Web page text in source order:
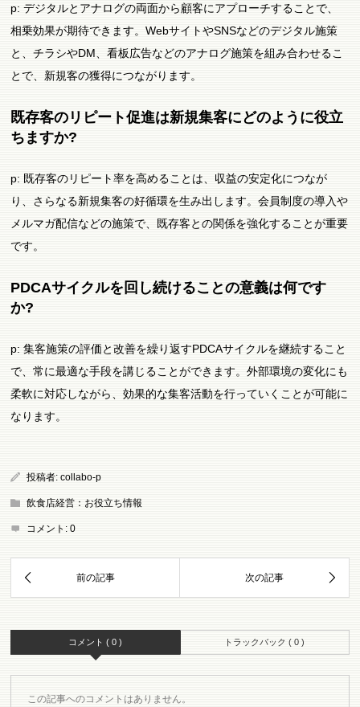
p: デジタルとアナログの両面から顧客にアプローチすることで、
相乗効果が期待できます。WebサイトやSNSなどのデジタル施策
と、チラシやDM、看板広告などのアナログ施策を組み合わせるこ
とで、新規客の獲得につながります。
既存客のリピート促進は新規集客にどのように役立
ちますか?
p: 既存客のリピート率を高めることは、収益の安定化につなが
り、さらなる新規集客の好循環を生み出します。会員制度の導入や
メルマガ配信などの施策で、既存客との関係を強化することが重要
です。
PDCAサイクルを回し続けることの意義は何です
か?
p: 集客施策の評価と改善を繰り返すPDCAサイクルを継続すること
で、常に最適な手段を講じることができます。外部環境の変化にも
柔軟に対応しながら、効果的な集客活動を行っていくことが可能に
なります。
投稿者:collabo-p
飲食店経営：お役立ち情報
コメント:0
コメント ( 0 ) トラックバック ( 0 )
この記事へのコメントはありません。